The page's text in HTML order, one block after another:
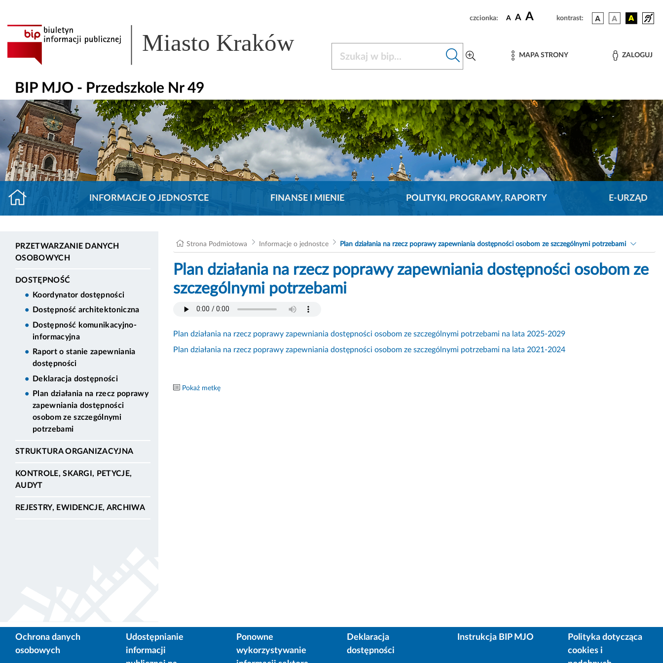
czcionka: A A A kontrast:
Miasto Kraków MAPA STRONY ZALOGUJ
BIP MJO - Przedszkole Nr 49
INFORMACJE O JEDNOSTCE FINANSE I MIENIE POLITYKI, PROGRAMY, RAPORTY E-URZĄD
PRZETWARZANIE DANYCH
OSOBOWYCH
DOSTĘPNOŚĆ
Koordynator dostępności
Dostępność architektoniczna
Dostępność komunikacyjno-
informacyjna
Raport o stanie zapewniania
dostępności
Deklaracja dostępności
Plan działania na rzecz poprawy
zapewniania dostępności
osobom ze szczególnymi
potrzebami
STRUKTURA ORGANIZACYJNA
KONTROLE, SKARGI, PETYCJE,
AUDYT
REJESTRY, EWIDENCJE, ARCHIWA
Strona Podmiotowa Informacje o jednostce Plan działania na rzecz poprawy zapewniania dostępności osobom ze szczególnymi potrzebami
Plan działania na rzecz poprawy zapewniania dostępności osobom ze
szczególnymi potrzebami
Plan działania na rzecz poprawy zapewniania dostępności osobom ze szczególnymi potrzebami na lata 2025-2029
Plan działania na rzecz poprawy zapewniania dostępności osobom ze szczególnymi potrzebami na lata 2021-2024
Pokaż metkę
Ochrona danych
osobowych
Udostępnianie
informacji
Ponowne
wykorzystywanie
Deklaracja
dostępności
Instrukcja BIP MJO
Polityka dotycząca
cookies i